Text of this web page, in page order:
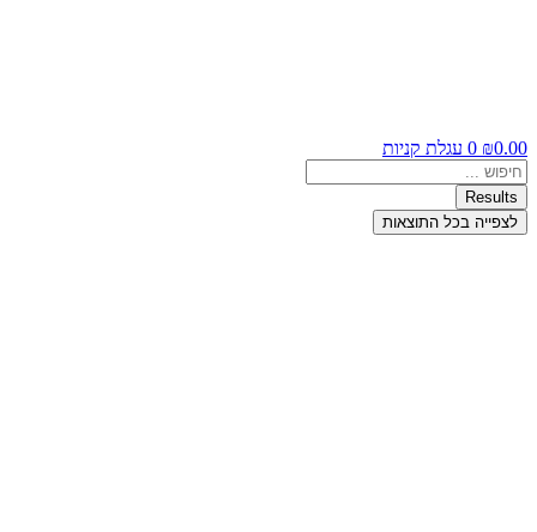
₪0.00
0 עגלת קניות
Search
...
Results
לצפייה בכל התוצאות